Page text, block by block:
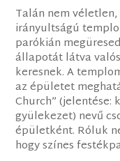
Talán nem
irányultságú
parókián
állapotát látva
keresnek. A
az épületet
Church” (jelentése:
gyülekezet) nevű
épületként. Róluk
hogy színes